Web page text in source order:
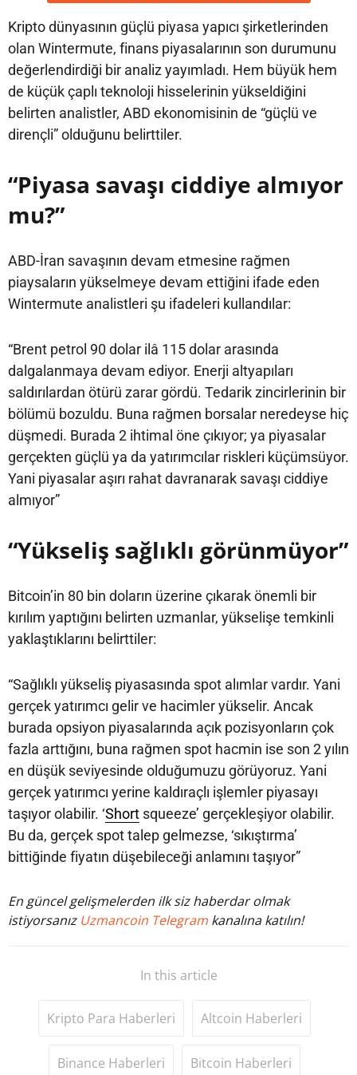
Kripto dünyasının güçlü piyasa yapıcı şirketlerinden
olan Wintermute, finans piyasalarının son durumunu
değerlendirdiği bir analiz yayımladı. Hem büyük hem
de küçük çaplı teknoloji hisselerinin yükseldiğini
belirten analistler, ABD ekonomisinin de “güçlü ve
dirençli” olduğunu belirttiler.
“Piyasa savaşı ciddiye almıyor
mu?”
ABD-İran savaşının devam etmesine rağmen
piaysaların yükselmeye devam ettiğini ifade eden
Wintermute analistleri şu ifadeleri kullandılar:
“Brent petrol 90 dolar ilâ 115 dolar arasında
dalgalanmaya devam ediyor. Enerji altyapıları
saldırılardan ötürü zarar gördü. Tedarik zincirlerinin bir
bölümü bozuldu. Buna rağmen borsalar neredeyse hiç
düşmedi. Burada 2 ihtimal öne çıkıyor; ya piyasalar
gerçekten güçlü ya da yatırımcılar riskleri küçümsüyor.
Yani piyasalar aşırı rahat davranarak savaşı ciddiye
almıyor”
“Yükseliş sağlıklı görünmüyor”
Bitcoin’in 80 bin doların üzerine çıkarak önemli bir
kırılım yaptığını belirten uzmanlar, yükselişe temkinli
yaklaştıklarını belirttiler:
“Sağlıklı yükseliş piyasasında spot alımlar vardır. Yani
gerçek yatırımcı gelir ve hacimler yükselir. Ancak
burada opsiyon piyasalarında açık pozisyonların çok
fazla arttığını, buna rağmen spot hacmin ise son 2 yılın
en düşük seviyesinde olduğumuzu görüyoruz. Yani
gerçek yatırımcı yerine kaldıraçlı işlemler piyasayı
taşıyor olabilir. ‘Short squeeze’ gerçekleşiyor olabilir.
Bu da, gerçek spot talep gelmezse, ‘sıkıştırma’
bittiğinde fiyatın düşebileceği anlamını taşıyor”
En güncel gelişmelerden ilk siz haberdar olmak
istiyorsanız Uzmancoin Telegram kanalına katılın!
In this article
Kripto Para Haberleri Altcoin Haberleri
Binance Haberleri Bitcoin Haberleri